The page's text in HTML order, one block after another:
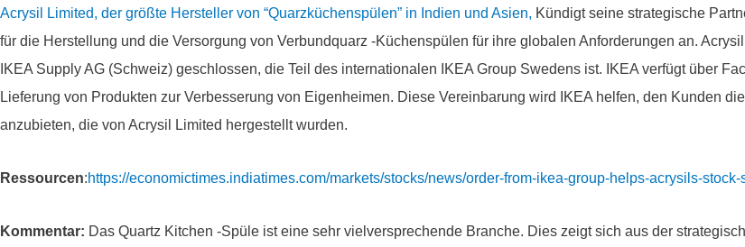
Acrysil Limited, der größte Hersteller von “Quarzküchenspülen” in Indien und Asien, Kündigt seine strategische
für die Herstellung und die Versorgung von Verbundquarz -Küchenspülen für ihre globalen Anforderungen an.
IKEA Supply AG (Schweiz) geschlossen, die Teil des internationalen IKEA Group Swedens ist. IKEA verfügt über
Lieferung von Produkten zur Verbesserung von Eigenheimen. Diese Vereinbarung wird IKEA helfen, den Kunden
anzubieten, die von Acrysil Limited hergestellt wurden.
Ressourcen:https://economictimes.indiatimes.com/markets/stocks/news/order-from-ikea-group-helps-acrysils-
Kommentar: Das Quartz Kitchen -Spüle ist eine sehr vielversprechende Branche. Dies zeigt sich aus der